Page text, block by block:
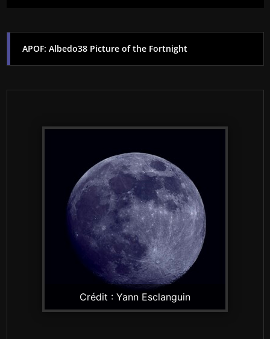
APOF: Albedo38 Picture of the Fortnight
Crédit : Yann Esclanguin